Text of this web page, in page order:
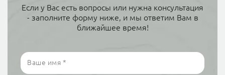
Если у Вас есть вопросы или нужна консультация
- заполните форму ниже, и мы ответим Вам в
ближайшее время!
Ваше имя *